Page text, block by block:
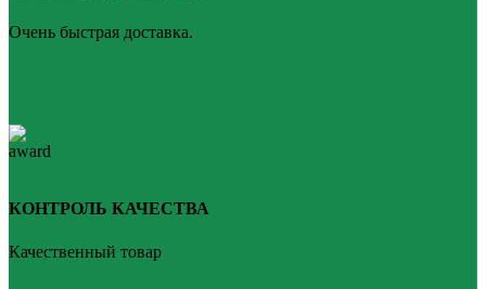
Очень быстрая доставка.
КОНТРОЛЬ КАЧЕСТВА
Качественный товар